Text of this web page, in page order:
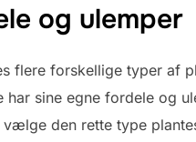
og ulemper
flere forskellige typer af
har sine egne fordele og
den rette type